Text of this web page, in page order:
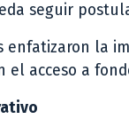
seguir
enfatizaron la
el acceso a